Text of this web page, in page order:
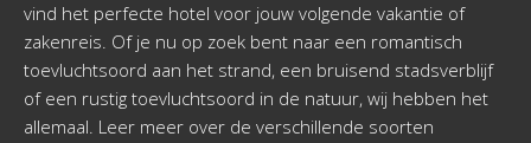
vind het perfecte hotel voor jouw volgende vakantie of
zakenreis. Of je nu op zoek bent naar een romantisch
toevluchtsoord aan het strand, een bruisend stadsverblijf
of een rustig toevluchtsoord in de natuur, wij hebben het
allemaal. Leer meer over de verschillende soorten